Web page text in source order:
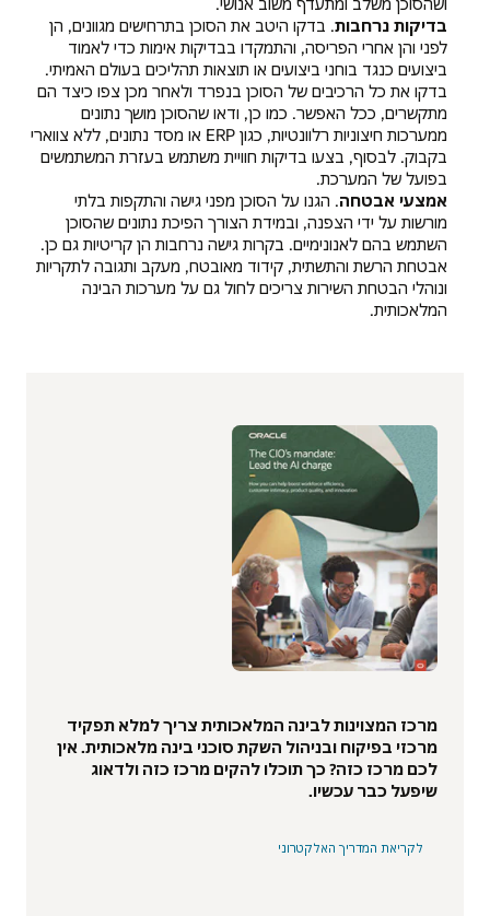
בדיקות נרחבות. בדקו היטב את הסוכן בתרחישים מגוונים, הן
לפני והן אחרי הפריסה, והתמקדו בבדיקות אימות כדי לאמוד
ביצועים כנגד בוחני ביצועים או תוצאות תהליכים בעולם האמיתי.
בדקו את כל הרכיבים של הסוכן בנפרד ולאחר מכן צפו כיצד הם
מתקשרים, ככל האפשר. כמו כן, ודאו שהסוכן מושך נתונים
ממערכות חיצוניות רלוונטיות, כגון ERP או מסד נתונים, ללא צווארי
בקבוק. לבסוף, בצעו בדיקות חוויית משתמש בעזרת המשתמשים
בפועל של המערכת.
אמצעי אבטחה. הגנו על הסוכן מפני גישה והתקפות בלתי
מורשות על ידי הצפנה, ובמידת הצורך הפיכת נתונים שהסוכן
השתמש בהם לאנונימיים. בקרות גישה נרחבות הן קריטיות גם כן.
אבטחת הרשת והתשתית, קידוד מאובטח, מעקב ותגובה לתקריות
ונוהלי הבטחת השירות צריכים לחול גם על מערכות הבינה
המלאכותית.
מרכז המצוינות לבינה המלאכותית צריך למלא תפקיד
מרכזי בפיקוח ובניהול השקת סוכני בינה מלאכותית. אין
לכם מרכז כזה? כך תוכלו להקים מרכז כזה ולדאוג
שיפעל כבר עכשיו.
לקריאת המדריך האלקטרוני